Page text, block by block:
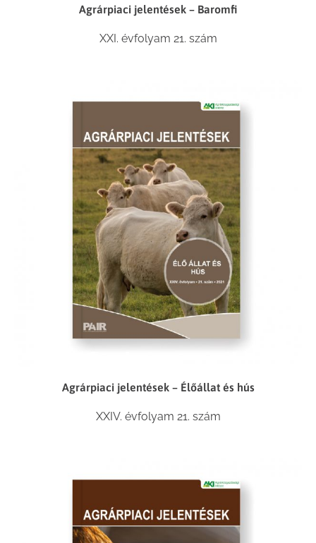
Agrárpiaci jelentések – Baromfi
XXI. évfolyam 21. szám
Agrárpiaci jelentések – Élőállat és hús
XXIV. évfolyam 21. szám